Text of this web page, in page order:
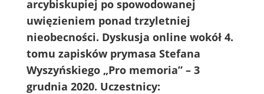
arcybiskupiej po spowodowanej
uwięzieniem ponad trzyletniej
nieobecności. Dyskusja online wokół 4.
tomu zapisków prymasa Stefana
Wyszyńskiego „Pro memoria” – 3
grudnia 2020. Uczestnicy: